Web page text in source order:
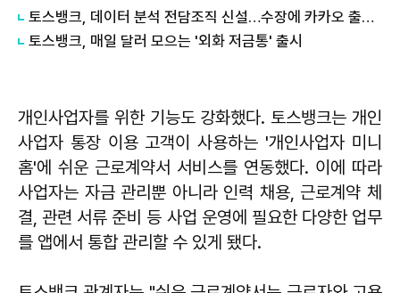
토스뱅크, 데이터 분석 전담조직 신설…수장에 카카오 출신 선임
토스뱅크, 매일 달러 모으는 '외화 저금통' 출시
개인사업자를 위한 기능도 강화했다. 토스뱅크는 개인
사업자 통장 이용 고객이 사용하는 '개인사업자 미니
홈'에 쉬운 근로계약서 서비스를 연동했다. 이에 따라
사업자는 자금 관리뿐 아니라 인력 채용, 근로계약 체
결, 관련 서류 준비 등 사업 운영에 필요한 다양한 업무
를 앱에서 통합 관리할 수 있게 됐다.